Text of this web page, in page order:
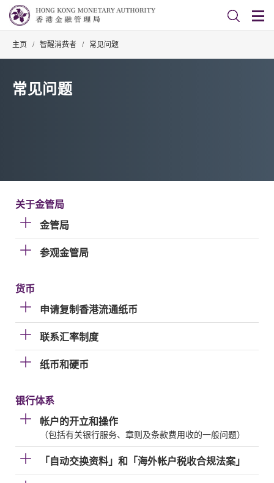
主页 / 智醒消费者 / 常见问题
常见问题
关于金管局
金管局
参观金管局
货币
申请复制香港流通纸币
联系汇率制度
纸币和硬币
银行体系
帐户的开立和操作
（包括有关银行服务、章则及条款费用收的一般问题）
「自动交换资料」和「海外帐户税收合规法案」